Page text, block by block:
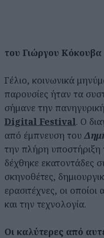
του Γιώργου Κόκουβα
Γέλιο, κοινωνικά
παρουσίες ήταν τα
σήμανε την
Digital Festival. Ο
από έμπνευση του
την πλήρη
δέχθηκε εκατοντάδες
σκηνοθέτες,
ερασιτέχνες, οι
και την τεχνολογία.
Οι καλύτερες από